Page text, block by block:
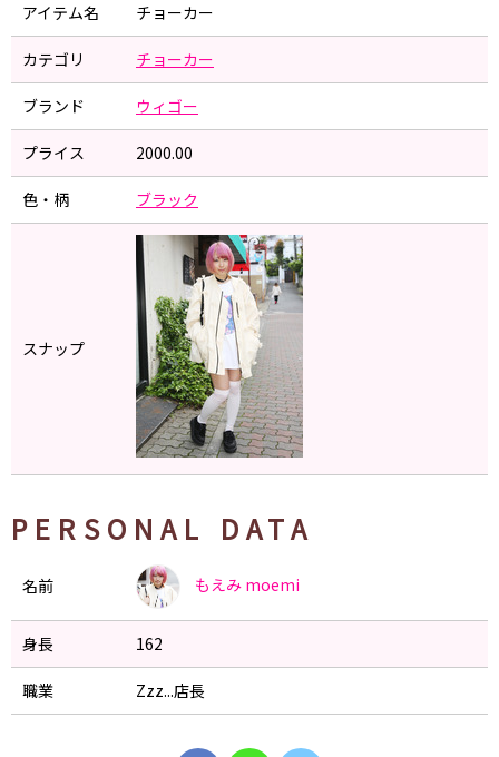
アイテム名 チョーカー
カテゴリ チョーカー
ブランド ウィゴー
プライス 2000.00
色・柄 ブラック
スナップ
PERSONAL DATA
名前 もえみ moemi
身長 162
職業 Zzz...店長